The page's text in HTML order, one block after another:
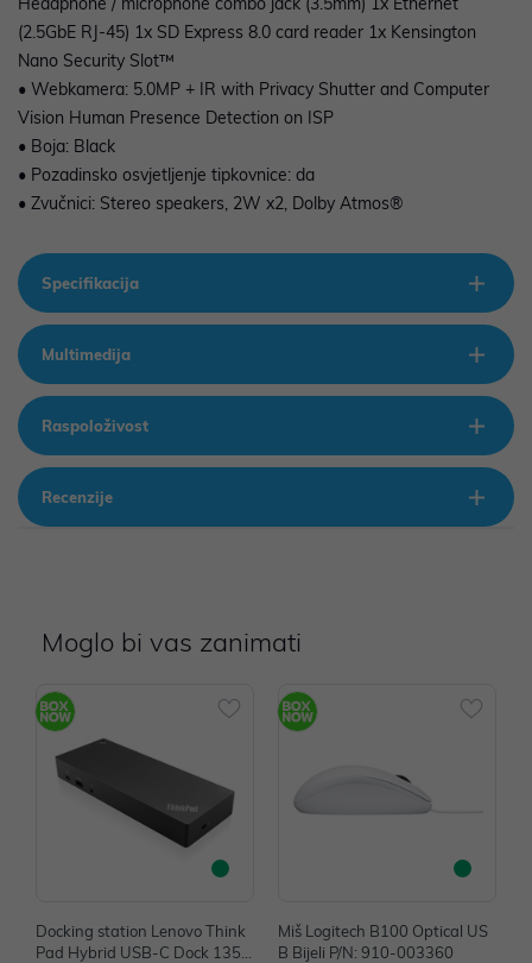
(2.5GbE RJ-45) 1x SD Express 8.0 card reader 1x Kensington
Nano Security Slot™
• Webkamera: 5.0MP + IR with Privacy Shutter and Computer
Vision Human Presence Detection on ISP
• Boja: Black
• Pozadinsko osvjetljenje tipkovnice: da
• Zvučnici: Stereo speakers, 2W x2, Dolby Atmos®
Specifikacija
Multimedija
Raspoloživost
Recenzije
Moglo bi vas zanimati
Docking station Lenovo Think
Pad Hybrid USB-C Dock 135
Miš Logitech B100 Optical US
B Bijeli P/N: 910-003360